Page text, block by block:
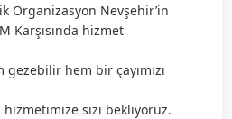
Organizasyon Nevşehir’in
Karşısında hizmet
gezebilir hem bir çayımızı
hizmetimize sizi bekliyoruz.